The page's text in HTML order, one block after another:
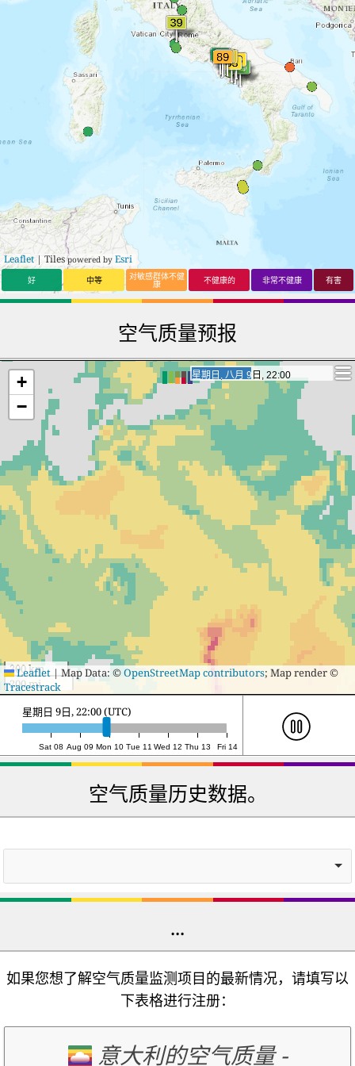
Avellino
Alessandria
Stella
Grugliasco
Turin
23 55
Nichelino
25
49 Settimo Torinese
26 48 Scandicci
27
48
Copertino
28 43 Gorizia
29 40 Catania
Mascalucia
32 33
Saluzzo
33 30
Bolzano
34 30
Naples
29
Albenga
36
28 Poggiomarino
37
38
28
Brusciano
27
40
Mesagne
41
Chieri
42
43 22 Cattolica
44 22 Salerno
18
9
Cagliari
19 10 Cascina
20
10 Valdagno
Portogruaro
22
Comiso
23
12
Empoli
24 13 Gorgonzola
13
Castelfranco
Emilia
Fidenza
13 San Giovanni
Lupatoto
28 14 Civitanova
Marche
29 15 San Miniato
Basso
30 15 Trento
31 16 Magenta
32 16 bishopric of
Perugia
16
Sant'Anastasia
34
16
Spoleto
17
Borgomanero
36
17
Valenza
Busto Arsizio
38 18
Pomezia
19
Battipaglia
Merano
41 19
Corsico
Crema
22
Leaflet | Tilespowered by Esri
好 中等 对敏感群体不健
康 不健康的 非常不健康 有害
空气质量预报
星期一, 八月 10日, 16:00
星期一, 八月 10日, 16:00
+
−
300 km
200 mi
Leaflet|Map Data: ©OpenStreetMap contributors; Map render ©
Tracestrack
Sat 08 Aug 09 Mon 10 Tue 11 Wed 12 Thu 13 Fri 14
星期一 10日, 16:00 (UTC)
空气质量历史数据。
...
如果您想了解空气质量监测项目的最新情况，请填写以
下表格进行注册：
意大利的空气质量-